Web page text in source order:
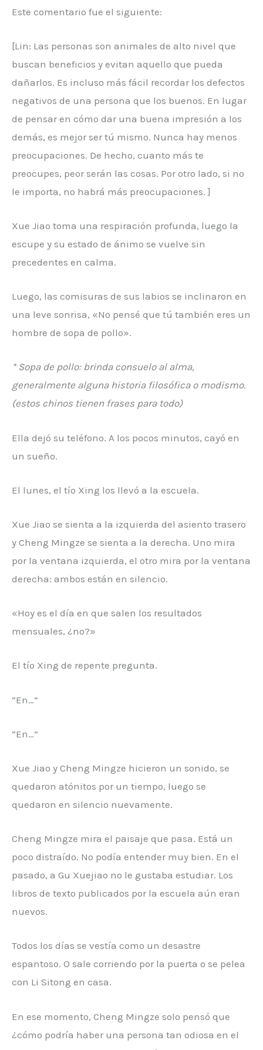
Este comentario fue el siguiente:
[Lin: Las personas son animales de alto nivel que
buscan beneficios y evitan aquello que pueda
dañarlos. Es incluso más fácil recordar los defectos
negativos de una persona que los buenos. En lugar
de pensar en cómo dar una buena impresión a los
demás, es mejor ser tú mismo. Nunca hay menos
preocupaciones. De hecho, cuanto más te
preocupes, peor serán las cosas. Por otro lado, si no
le importa, no habrá más preocupaciones. ]
Xue Jiao toma una respiración profunda, luego la
escupe y su estado de ánimo se vuelve sin
precedentes en calma.
Luego, las comisuras de sus labios se inclinaron en
una leve sonrisa, «No pensé que tú también eres un
hombre de sopa de pollo».
* Sopa de pollo: brinda consuelo al alma,
generalmente alguna historia filosófica o modismo.
(estos chinos tienen frases para todo)
Ella dejó su teléfono. A los pocos minutos, cayó en
un sueño.
El lunes, el tío Xing los llevó a la escuela.
Xue Jiao se sienta a la izquierda del asiento trasero
y Cheng Mingze se sienta a la derecha. Uno mira
por la ventana izquierda, el otro mira por la ventana
derecha: ambos están en silencio.
«Hoy es el día en que salen los resultados
mensuales, ¿no?»
El tío Xing de repente pregunta.
“En…”
“En…”
Xue Jiao y Cheng Mingze hicieron un sonido, se
quedaron atónitos por un tiempo, luego se
quedaron en silencio nuevamente.
Cheng Mingze mira el paisaje que pasa. Está un
poco distraído. No podía entender muy bien. En el
pasado, a Gu Xuejiao no le gustaba estudiar. Los
libros de texto publicados por la escuela aún eran
nuevos.
Todos los días se vestía como un desastre
espantoso. O sale corriendo por la puerta o se pelea
con Li Sitong en casa.
En ese momento, Cheng Mingze solo pensó que
¿cómo podría haber una persona tan odiosa en el